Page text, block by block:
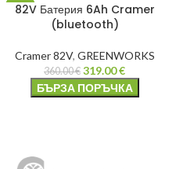
-11%
82V Батерия 6Ah Cramer
(bluetooth)
Cramer 82V, GREENWORKS
360.00€ 319.00€
БЪРЗА ПОРЪЧКА